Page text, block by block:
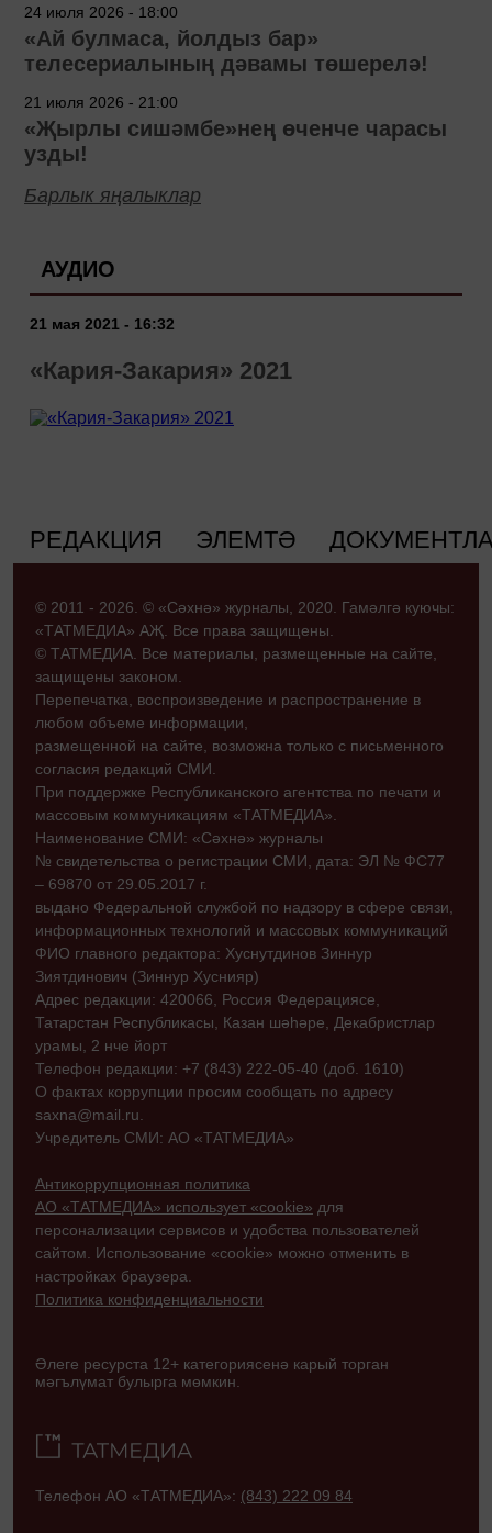
24 июля 2026 - 18:00
«Ай булмаса, йолдыз бар»
телесериалының дәвамы төшерелә!
21 июля 2026 - 21:00
«Җырлы сишәмбе»нең өченче чарасы
узды!
Барлык яңалыклар
АУДИО
21 мая 2021 - 16:32
«Кария-Закария» 2021
РЕДАКЦИЯ ЭЛЕМТӘ
© 2011 - 2026. © «Сәхнә» журналы, 2020. Гамәлгә куючы:
«ТАТМЕДИА» АҖ. Все права защищены.
© ТАТМЕДИА. Все материалы, размещенные на сайте,
защищены законом.
Перепечатка, воспроизведение и распространение в
любом объеме информации,
размещенной на сайте, возможна только с письменного
согласия редакций СМИ.
При поддержке Республиканского агентства по печати и
массовым коммуникациям «ТАТМЕДИА».
Наименование СМИ: «Сәхнә» журналы
№ свидетельства о регистрации СМИ, дата: ЭЛ № ФС77
– 69870 от 29.05.2017 г.
выдано Федеральной службой по надзору в сфере связи,
информационных технологий и массовых коммуникаций
ФИО главного редактора: Хуснутдинов Зиннур
Зиятдинович (Зиннур Хуснияр)
Адрес редакции: 420066, Россия Федерациясе,
Татарстан Республикасы, Казан шәһәре, Декабристлар
урамы, 2 нче йорт
Телефон редакции: +7 (843) 222-05-40 (доб. 1610)
О фактах коррупции просим сообщать по адресу
saxna@mail.ru.
Учредитель СМИ: АО «ТАТМЕДИА»
Антикоррупционная политика
АО «ТАТМЕДИА» использует «cookie» для
персонализации сервисов и удобства пользователей
сайтом. Использование «cookie» можно отменить в
настройках браузера.
Политика конфиденциальности
Әлеге ресурста 12+ категориясенә карый торган
мәгълүмат булырга мөмкин.
Телефон АО «ТАТМЕДИА»: (843) 222 09 84